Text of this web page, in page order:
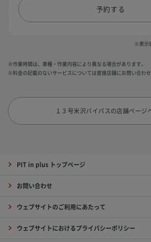
予約する
※表示
※作業時間は、車種・作業内容により異なる場合があります。
※料金の記載のないサービスについては直接店舗にお問い合わせ
１３号米沢バイパスの店舗ページ
PIT in plus トップページ
お問い合わせ
ウェブサイトのご利用にあたって
ウェブサイトにおけるプライバシーポリシー